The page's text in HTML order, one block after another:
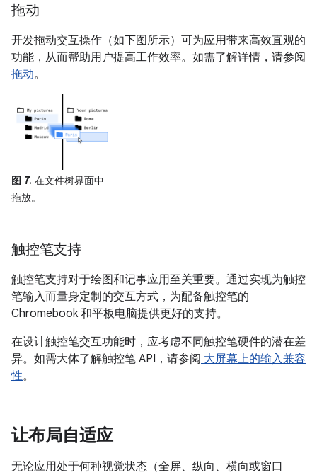
拖动
开发拖动交互操作（如下图所示）可为应用带来高效直观的
功能，从而帮助用户提高工作效率。如需了解详情，请参阅
拖动。
图 7. 在文件树界面中
拖放。
触控笔支持
触控笔支持对于绘图和记事应用至关重要。通过实现为触控
笔输入而量身定制的交互方式，为配备触控笔的
Chromebook 和平板电脑提供更好的支持。
在设计触控笔交互功能时，应考虑不同触控笔硬件的潜在差
异。如需大体了解触控笔 API，请参阅 大屏幕上的输入兼容
性。
让布局自适应
无论应用处于何种视觉状态（全屏、纵向、横向或窗口